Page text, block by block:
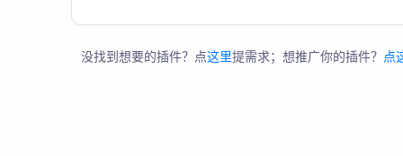
没找到想要的插件？点这里提需求；想推广你的插件？ 点